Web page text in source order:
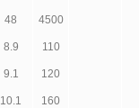
48 4500
8.9 110
9.1 120
10.1 160